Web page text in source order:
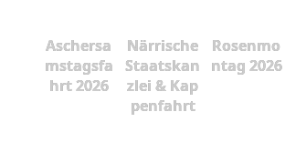
Aschersa
mstagsfa
hrt 2026
Närrische
Staatskan
zlei & Kap
penfahrt
Rosenmo
ntag 2026